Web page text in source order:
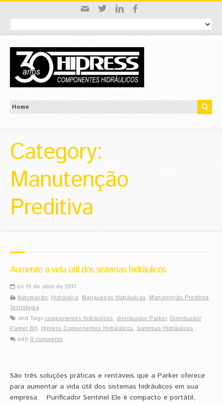
Category:
Manutenção
Preditiva
Aumente a vida útil dos sistemas hidráulicos
on 19 de abril de 2017
Automação, Hidráulica, Mangueiras Hidráulicas, Manutenção Preditiva,
Tecnologia
and Tags:componentes hidráulicos, distribuidor Parker, Distribuidor
Parker BH, Hipress Componentes Hidráulicos, Sistemas Hidráulicos
with 0 comments
São três soluções práticas e rentáveis que a Parker oferece
para aumentar a vida útil dos sistemas hidráulicos em sua
empresa. Purificador Sentinel Ele é compacto e portátil,